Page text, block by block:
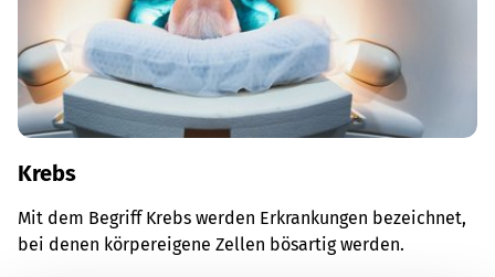
Krebs
Mit dem Begriff Krebs werden Erkrankungen bezeichnet,
bei denen körpereigene Zellen bösartig werden.